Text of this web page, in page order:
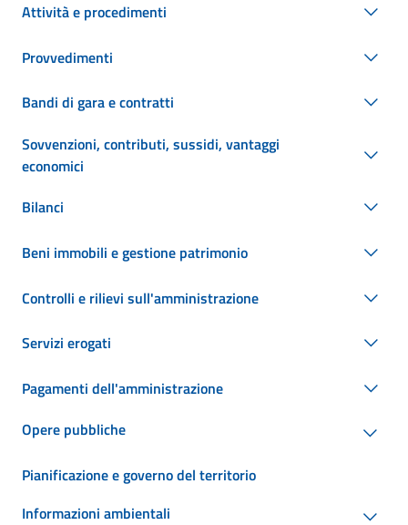
Attività e procedimenti
Provvedimenti
Bandi di gara e contratti
Sovvenzioni, contributi, sussidi, vantaggi
economici
Bilanci
Beni immobili e gestione patrimonio
Controlli e rilievi sull'amministrazione
Servizi erogati
Pagamenti dell'amministrazione
Opere pubbliche
Pianificazione e governo del territorio
Informazioni ambientali